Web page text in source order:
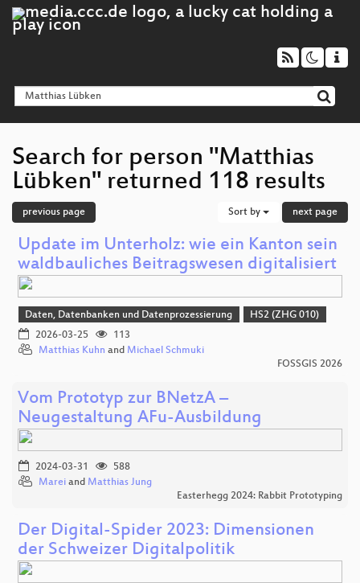
Search for person "Matthias
Lübken" returned 118 results
previous page Sort by next page
Update im Unterholz: wie ein Kanton sein
waldbauliches Beitragswesen digitalisiert
Daten, Datenbanken und Datenprozessierung
HS2 (ZHG 010)
2026-03-25
113
Matthias Kuhn and Michael Schmuki
FOSSGIS 2026
Vom Prototyp zur BNetzA –
Neugestaltung AFu-Ausbildung
2024-03-31
588
Marei and Matthias Jung
Easterhegg 2024: Rabbit Prototyping
Der Digital-Spider 2023: Dimensionen
der Schweizer Digitalpolitik